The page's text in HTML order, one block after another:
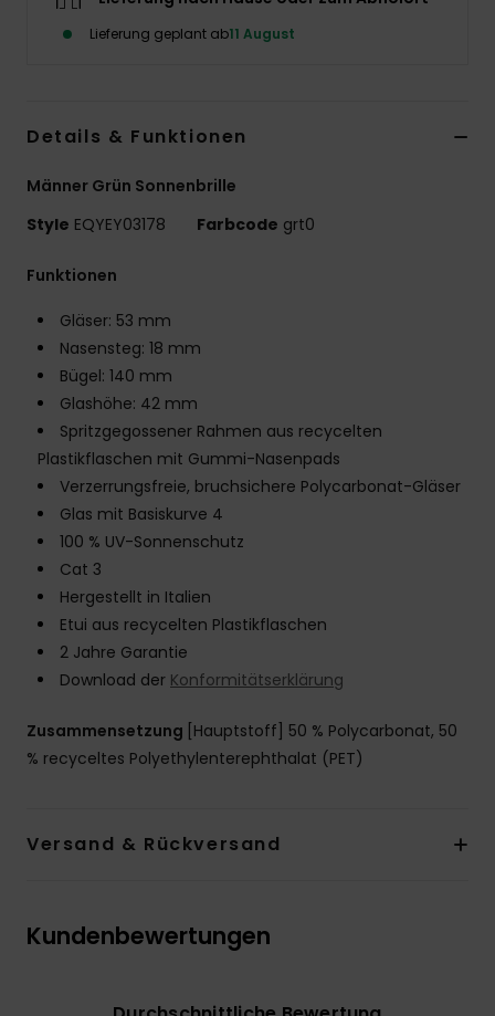
Lieferung geplant ab11 August
Details & Funktionen
Männer Grün Sonnenbrille
Style EQYEY03178 Farbcode grt0
Funktionen
Gläser: 53 mm
Nasensteg: 18 mm
Bügel: 140 mm
Glashöhe: 42 mm
Spritzgegossener Rahmen aus recycelten
Plastikflaschen mit Gummi-Nasenpads
Verzerrungsfreie, bruchsichere Polycarbonat-Gläser
Glas mit Basiskurve 4
100 % UV-Sonnenschutz
Cat 3
Hergestellt in Italien
Etui aus recycelten Plastikflaschen
2 Jahre Garantie
Download der Konformitätserklärung
Zusammensetzung [Hauptstoff] 50 % Polycarbonat, 50
% recyceltes Polyethylenterephthalat (PET)
Versand & Rückversand
Kundenbewertungen